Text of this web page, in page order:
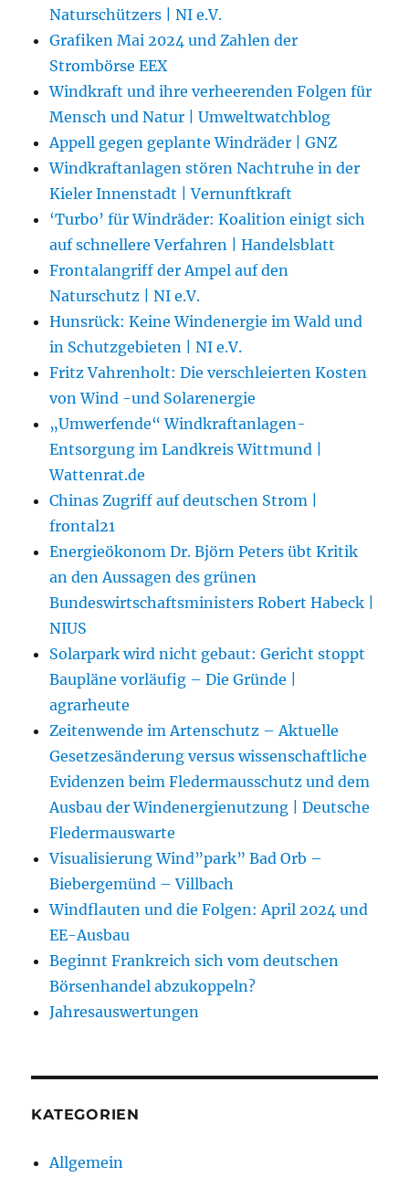
Naturschützers | NI e.V.
Grafiken Mai 2024 und Zahlen der
Strombörse EEX
Windkraft und ihre verheerenden Folgen für
Mensch und Natur | Umweltwatchblog
Appell gegen geplante Windräder | GNZ
Windkraftanlagen stören Nachtruhe in der
Kieler Innenstadt | Vernunftkraft
‘Turbo’ für Windräder: Koalition einigt sich
auf schnellere Verfahren | Handelsblatt
Frontalangriff der Ampel auf den
Naturschutz | NI e.V.
Hunsrück: Keine Windenergie im Wald und
in Schutzgebieten | NI e.V.
Fritz Vahrenholt: Die verschleierten Kosten
von Wind -und Solarenergie
„Umwerfende“ Windkraftanlagen-
Entsorgung im Landkreis Wittmund |
Wattenrat.de
Chinas Zugriff auf deutschen Strom |
frontal21
Energieökonom Dr. Björn Peters übt Kritik
an den Aussagen des grünen
Bundeswirtschaftsministers Robert Habeck |
NIUS
Solarpark wird nicht gebaut: Gericht stoppt
Baupläne vorläufig – Die Gründe |
agrarheute
Zeitenwende im Artenschutz – Aktuelle
Gesetzesänderung versus wissenschaftliche
Evidenzen beim Fledermausschutz und dem
Ausbau der Windenergienutzung | Deutsche
Fledermauswarte
Visualisierung Wind”park” Bad Orb –
Biebergemünd – Villbach
Windflauten und die Folgen: April 2024 und
EE-Ausbau
Beginnt Frankreich sich vom deutschen
Börsenhandel abzukoppeln?
Jahresauswertungen
KATEGORIEN
Allgemein